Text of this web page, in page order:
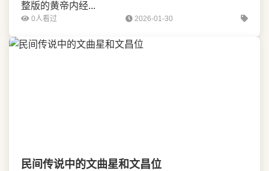
整版的黄帝内经...
0人看过 2026-01-30
民间传说中的文曲星和文昌位